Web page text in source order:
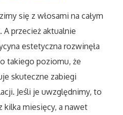
Uroda
Odchudzanie
się z włosami na całym
A przecież aktualnie
estetyczna rozwinęła
takiego poziomu, że
skuteczne zabiegi
Jeśli je uwzględnimy, to
kilka miesięcy, a nawet